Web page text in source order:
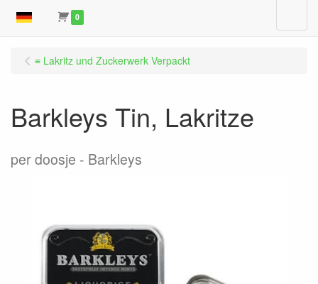
0
≡ Lakritz und Zuckerwerk Verpackt
Barkleys Tin, Lakritze
per doosje Barkleys